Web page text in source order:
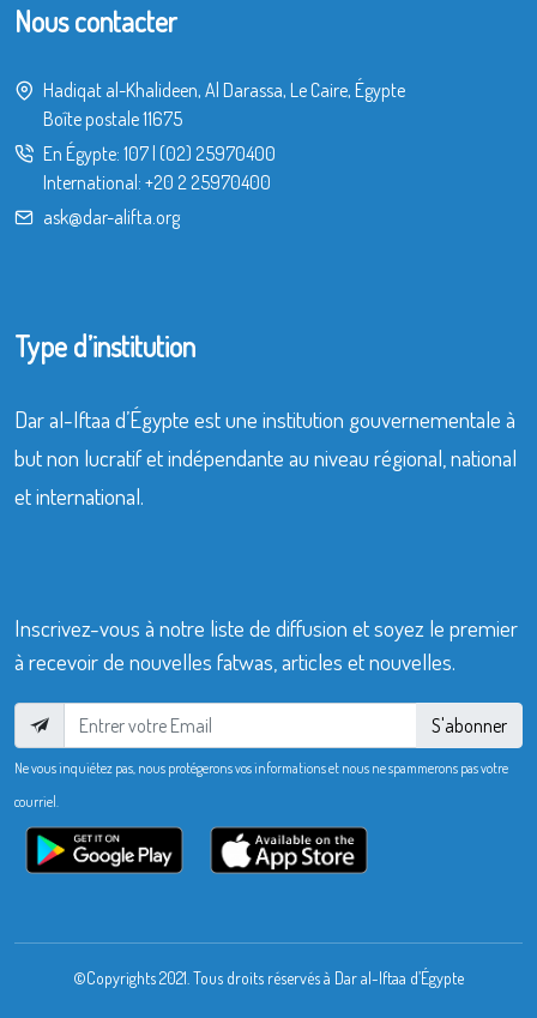
Nous contacter
Hadiqat al-Khalideen, Al Darassa, Le Caire, Égypte
Boîte postale 11675
En Égypte: 107| (02) 25970400
International: +20 2 25970400
ask@dar-alifta.org
Type d’institution
Dar al-Iftaa d’Égypte est une institution gouvernementale à
but non lucratif et indépendante au niveau régional, national
et international.
Inscrivez-vous à notre liste de diffusion et soyez le premier
à recevoir de nouvelles fatwas, articles et nouvelles.
S'abonner
Ne vous inquiétez pas, nous protégerons vos informations et nous ne spammerons pas votre
courriel.
©Copyrights 2021. Tous droits réservés à Dar al-Iftaa d’Égypte